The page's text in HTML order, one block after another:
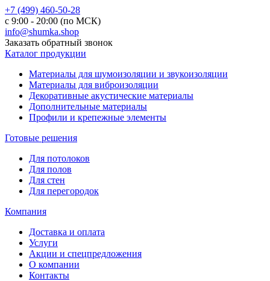
+7 (499) 460-50-28
с 9:00 - 20:00 (по МСК)
info@shumka.shop
Заказать обратный звонок
Каталог продукции
Материалы для шумоизоляции и звукоизоляции
Материалы для виброизоляции
Декоративные акустические материалы
Дополнительные материалы
Профили и крепежные элементы
Готовые решения
Для потолоков
Для полов
Для стен
Для перегородок
Компания
Доставка и оплата
Услуги
Акции и спецпредложения
О компании
Контакты